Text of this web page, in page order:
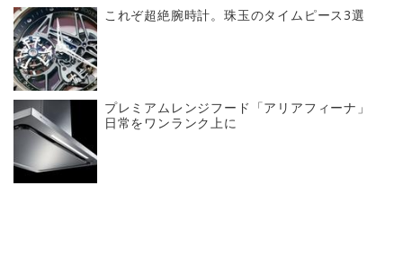
これぞ超絶腕時計。珠玉のタイムピース3選
プレミアムレンジフード「アリアフィーナ」
日常をワンランク上に